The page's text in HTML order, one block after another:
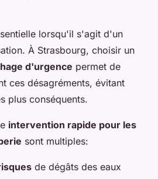
lorsqu'il s'agit d'un
À Strasbourg, choisir un
d'urgence permet de
ces désagréments, évitant
plus conséquents.
intervention rapide pour les
sont multiples:
de dégâts des eaux